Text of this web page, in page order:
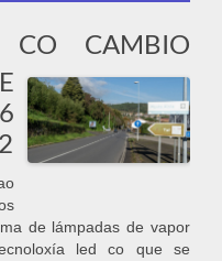
CO CAMBIO
de lámpadas de vapor
led co que se